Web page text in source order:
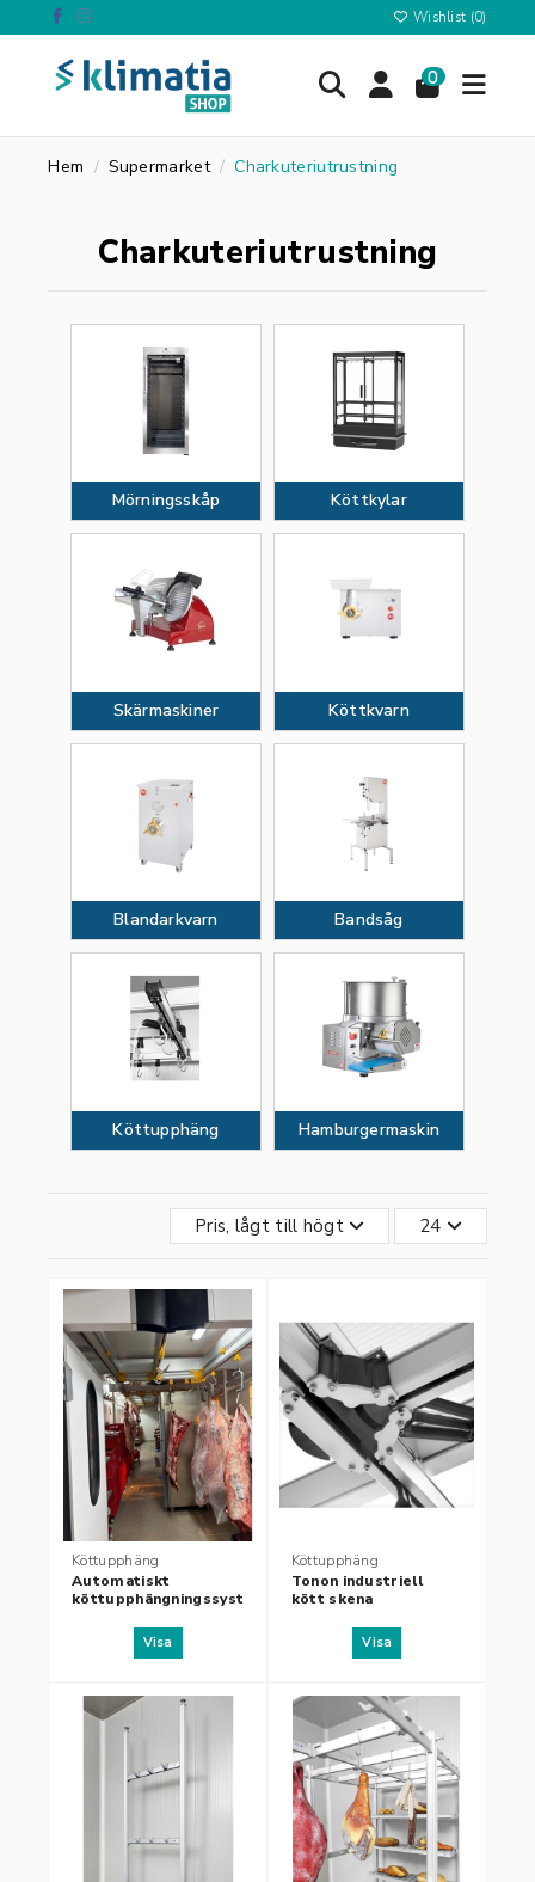
Wishlist (0)
0
Hem Supermarket Charkuteriutrustning
Charkuteriutrustning
Mörningsskåp Köttkylar
Skärmaskiner Köttkvarn
Blandarkvarn Bandsåg
Köttupphäng Hamburgermaskin
Pris, lågt till högt 24
Köttupphäng
Automatiskt
köttupphängningssystem
Visa
Köttupphäng
Tonon industriell
kött skena
Visa